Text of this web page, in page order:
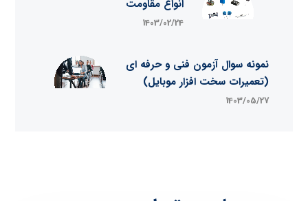
انواع مقاومت
1403/02/24
نمونه سوال آزمون فنی و حرفه ای
(تعمیرات سخت افزار موبایل)
1403/05/27